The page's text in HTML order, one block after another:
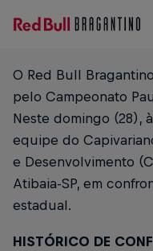
O Red Bull
pelo Campeonato
Neste domingo (28),
equipe do
e Desenvolvimento
Atibaia-SP, em
estadual.
HISTÓRICO DE